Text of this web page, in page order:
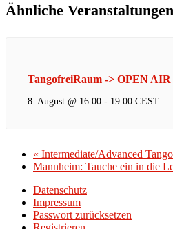
Ähnliche Veranstaltungen
TangofreiRaum -> OPEN AIR
8. August @ 16:00 - 19:00 CEST
« Intermediate/Advanced
Mannheim: Tauche ein in die
Datenschutz
Impressum
Passwort zurücksetzen